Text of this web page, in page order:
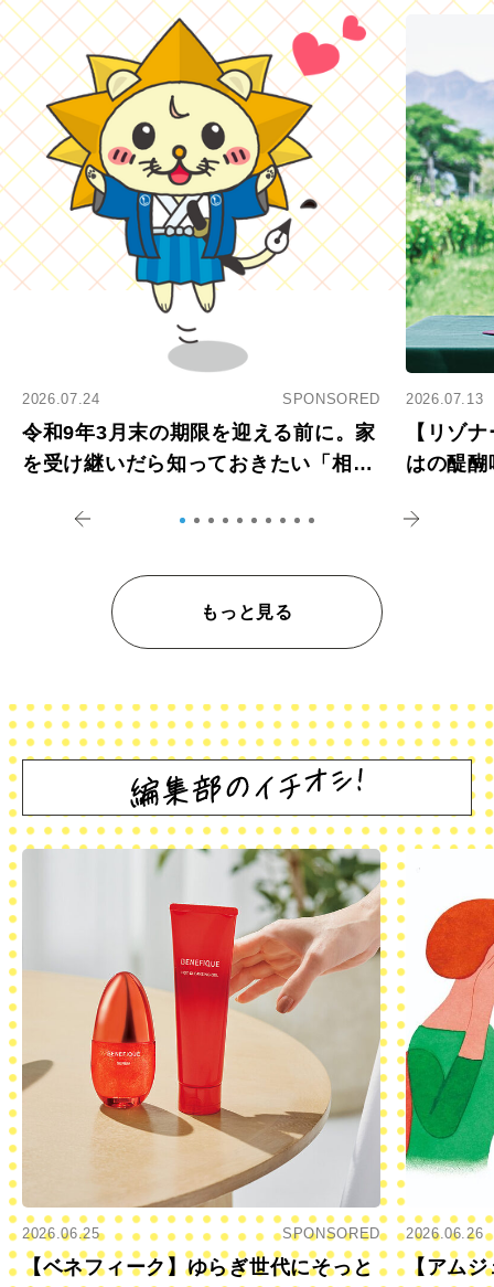
2026.07.24 SPONSORED
令和9年3月末の期限を迎える前に。家
を受け継いだら知っておきたい「相続
2026.07.13
【リゾ
はの醍
もっと見る
2026.06.25 SPONSORED
【ベネフィーク】ゆらぎ世代にそっと
2026.06.26
【アムジ